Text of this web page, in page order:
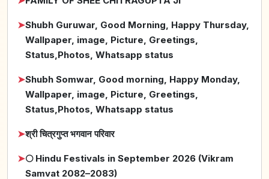
➤Shubh Guruwar, Good Morning, Happy Thursday,
Wallpaper, image, Picture, Greetings,
Status,Photos, Whatsapp status
➤Shubh Somwar, Good morning, Happy Monday,
Wallpaper, image, Picture, Greetings,
Status,Photos, Whatsapp status
➤श्री चित्रगुप्त भगवान परिवार
➤🌕 Hindu Festivals in September 2026 (Vikram
Samvat 2082–2083)